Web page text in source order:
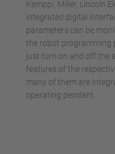
Kemppi, Miller, Lincoln
integrated digital
parameters can be
the robot programming
just turn on and off the
features of the
many of them are
operating pendant.